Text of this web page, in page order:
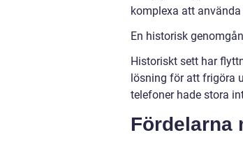
komplexa att
En historisk
Historiskt sett har
lösning för att frigöra
telefoner hade stora
Fördelarna